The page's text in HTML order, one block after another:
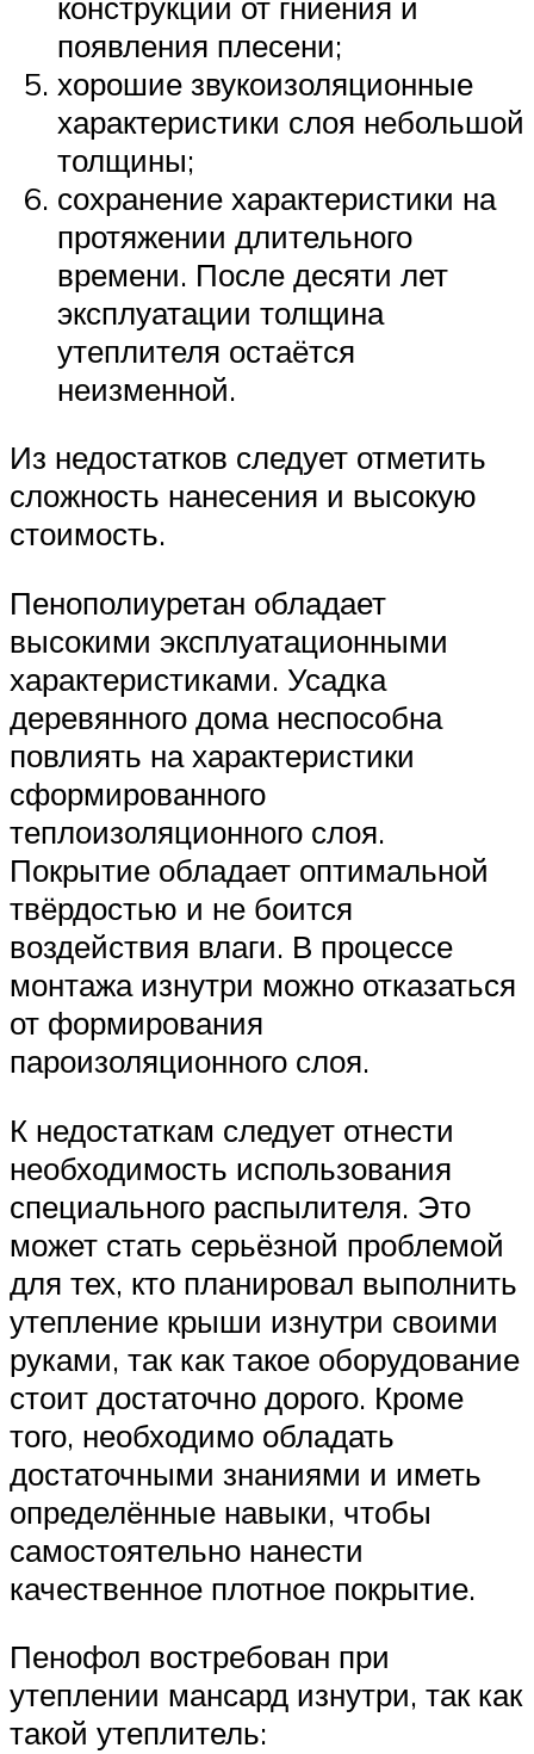
появления плесени;
хорошие звукоизоляционные
характеристики слоя небольшой
толщины;
сохранение характеристики на
протяжении длительного
времени. После десяти лет
эксплуатации толщина
утеплителя остаётся
неизменной.
Из недостатков следует отметить
сложность нанесения и высокую
стоимость.
Пенополиуретан обладает
высокими эксплуатационными
характеристиками. Усадка
деревянного дома неспособна
повлиять на характеристики
сформированного
теплоизоляционного слоя.
Покрытие обладает оптимальной
твёрдостью и не боится
воздействия влаги. В процессе
монтажа изнутри можно отказаться
от формирования
пароизоляционного слоя.
К недостаткам следует отнести
необходимость использования
специального распылителя. Это
может стать серьёзной проблемой
для тех, кто планировал выполнить
утепление крыши изнутри своими
руками, так как такое оборудование
стоит достаточно дорого. Кроме
того, необходимо обладать
достаточными знаниями и иметь
определённые навыки, чтобы
самостоятельно нанести
качественное плотное покрытие.
Пенофол востребован при
утеплении мансард изнутри, так как
такой утеплитель: